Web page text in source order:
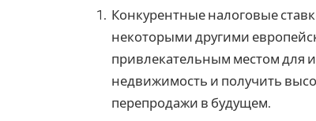
Конкурентные налоговые
некоторыми другими
привлекательным местом для
недвижимость и получить
перепродажи в будущем.